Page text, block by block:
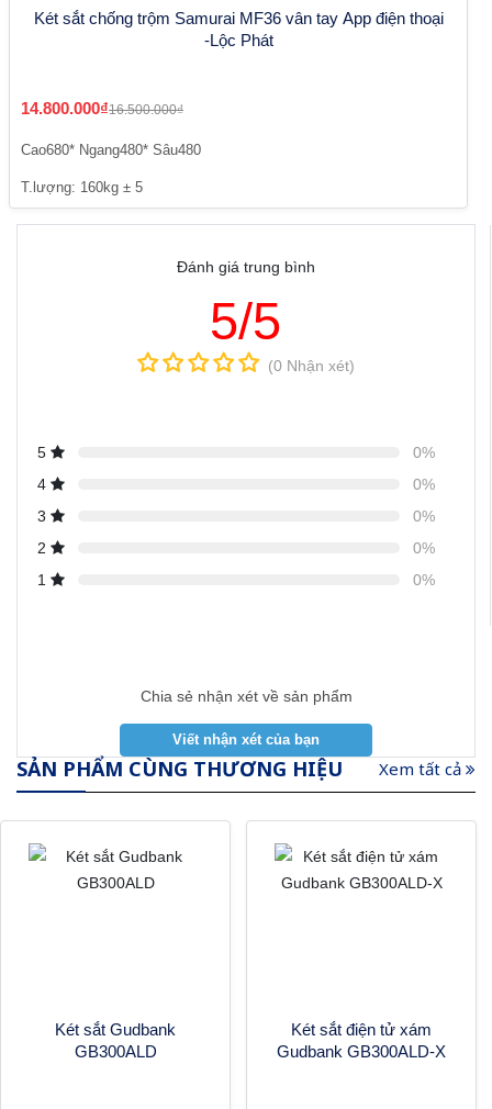
Két sắt chống trộm Samurai MF36 vân tay App điện thoại
-Lộc Phát
14.800.000₫16.500.000₫
Cao680* Ngang480* Sâu480
T.lượng: 160kg ± 5
Đánh giá trung bình
5/5
(0 Nhận xét)
5
0%
4
0%
3
0%
2
0%
1
0%
Chia sẻ nhận xét về sản phẩm
SẢN PHẨM CÙNG THƯƠNG HIỆU Xem tất cả
Két sắt Gudbank
GB300ALD
Két sắt điện tử xám
Gudbank GB300ALD-X